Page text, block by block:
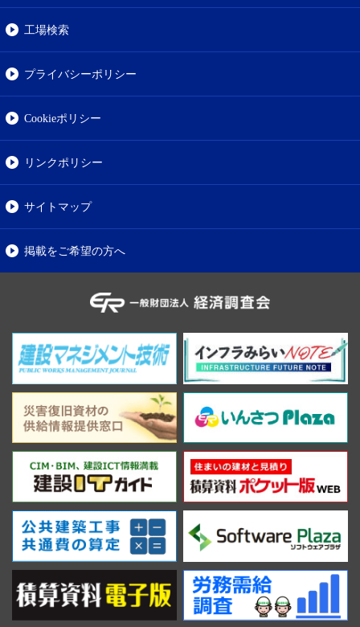
工場検索
プライバシーポリシー
Cookieポリシー
リンクポリシー
サイトマップ
掲載をご希望の方へ